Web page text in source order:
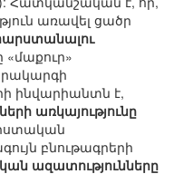
առավել ցածր
«մաքուր»
ինվարիանտն է,
առկայությունը
բնութագրերի
ազատությունները